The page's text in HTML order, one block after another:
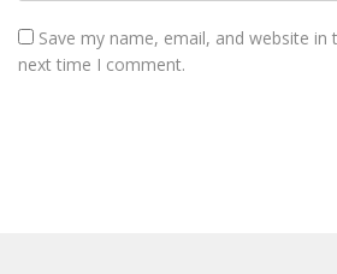
Save my name, email, and website
next time I comment.